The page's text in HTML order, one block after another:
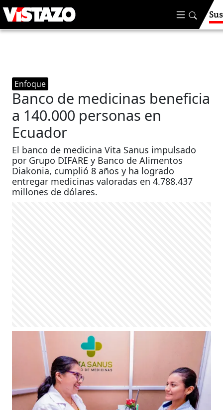
Enfoque
Banco de medicinas beneficia
a 140.000 personas en
Ecuador
El banco de medicina Vita Sanus impulsado
por Grupo DIFARE y Banco de Alimentos
Diakonia, cumplió 8 años y ha logrado
entregar medicinas valoradas en 4.788.437
millones de dólares.